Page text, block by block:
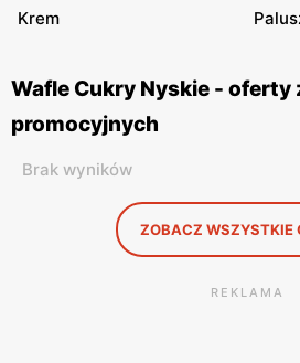
Krem
Wafle Cukry Nyskie - oferty
promocyjnych
Brak wyników
ZOBACZ WSZYSTKIE
REKLAMA